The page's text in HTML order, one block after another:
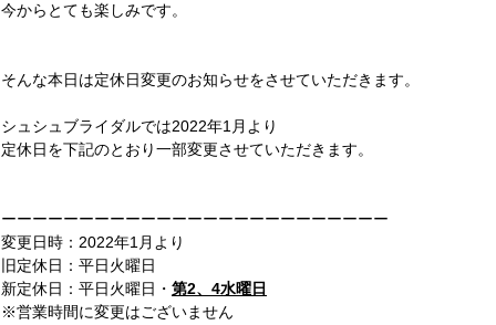
今からとても楽しみです。
そんな本日は定休日変更のお知らせをさせていただきます。
シュシュブライダルでは2022年1月より
定休日を下記のとおり一部変更させていただきます。
ーーーーーーーーーーーーーーーーーーーーーーーーー
変更日時：2022年1月より
旧定休日：平日火曜日
新定休日：平日火曜日・ 第2、4水曜日
※営業時間に変更はございません